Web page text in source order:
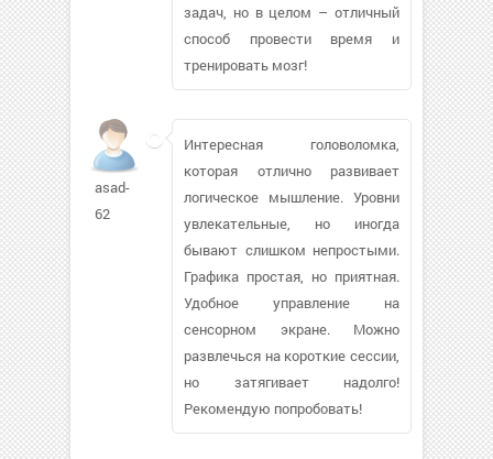
задач, но в целом – отличный
способ провести время и
тренировать мозг!
asad-
62
Интересная головоломка,
которая отлично развивает
логическое мышление. Уровни
увлекательные, но иногда
бывают слишком непростыми.
Графика простая, но приятная.
Удобное управление на
сенсорном экране. Можно
развлечься на короткие сессии,
но затягивает надолго!
Рекомендую попробовать!